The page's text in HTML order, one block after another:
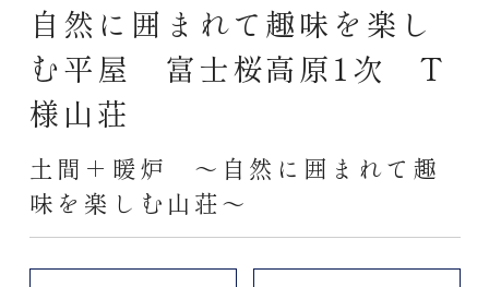
自然に囲まれて趣味を楽し
む平屋 富士桜高原1次 T
様山荘
土間＋暖炉 ～自然に囲まれて趣
味を楽しむ山荘～